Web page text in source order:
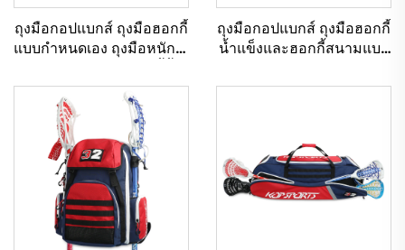
ถุงมือกอปแบกส์ ถุงมือฮอกกี้
แบบกำหนดเอง ถุงมือหนัก มี
แข็ง
ถุงมือกอปแบกส์ ถุงมือฮอกกี้
น้ำแข็งและฮอกกี้สนามแบบ